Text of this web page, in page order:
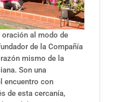
oración al modo de
de la Compañía
mismo de la
Son una
encuentro con
de esta cercanía,